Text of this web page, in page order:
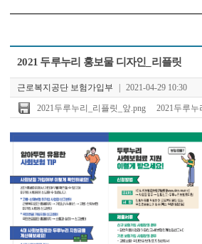
2021 두루누리 홍보물 디자인_리플릿
근로복지공단 보험가입부 2021-04-29 10:30
2021두루누리_리플릿_앞.png 2021두루누